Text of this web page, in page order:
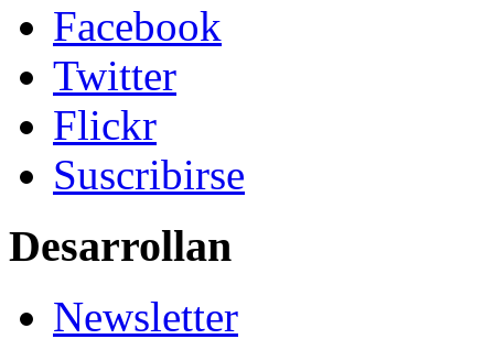
Facebook
Twitter
Flickr
Suscribirse
Desarrollan
Newsletter